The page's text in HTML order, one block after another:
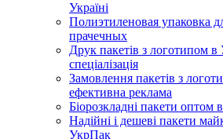
Україні
Полиэтиленовая упаковка
прачечных
Друк пакетів з логотипом в
спеціалізація
Замовлення пакетів з
ефективна реклама
Біорозкладні пакети оптом
Надійні і дешеві пакети
УкрПак